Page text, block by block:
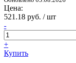
Цена:
521.18 руб. / шт
-
+
Купить